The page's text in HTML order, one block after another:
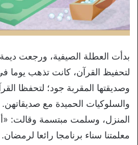
بدأت العطلة الصيفية، ورجعت
لتحفيظ القرآن، كانت تذهب يوما
وصديقتها المقربة جود؛ لتحفظا
والسلوكيات الحميدة مع
المنزل، وسلمت مبتسمة وقالت:
معلمتنا سناء برنامجا رائعا